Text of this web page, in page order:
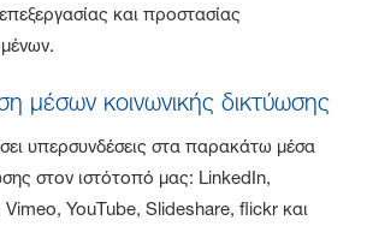
και προστασίας
μέσων κοινωνικής δικτύωσης
υπερσυνδέσεις στα παρακάτω μέσα
στον ιστότοπό μας: LinkedIn,
YouTube, Slideshare, flickr και